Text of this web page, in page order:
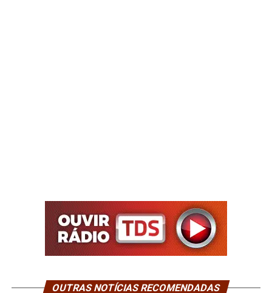
OUTRAS NOTÍCIAS RECOMENDADAS